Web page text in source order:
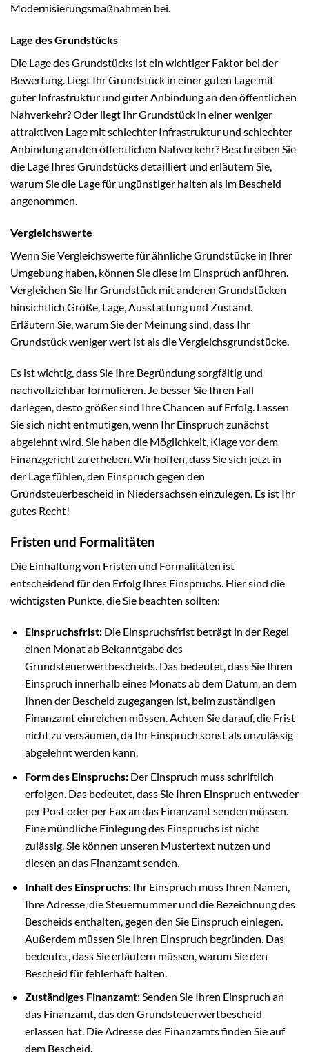
Modernisierungsmaßnahmen bei.
Lage des Grundstücks
Die Lage des Grundstücks ist ein wichtiger Faktor bei der
Bewertung. Liegt Ihr Grundstück in einer guten Lage mit
guter Infrastruktur und guter Anbindung an den öffentlichen
Nahverkehr? Oder liegt Ihr Grundstück in einer weniger
attraktiven Lage mit schlechter Infrastruktur und schlechter
Anbindung an den öffentlichen Nahverkehr? Beschreiben Sie
die Lage Ihres Grundstücks detailliert und erläutern Sie,
warum Sie die Lage für ungünstiger halten als im Bescheid
angenommen.
Vergleichswerte
Wenn Sie Vergleichswerte für ähnliche Grundstücke in Ihrer
Umgebung haben, können Sie diese im Einspruch anführen.
Vergleichen Sie Ihr Grundstück mit anderen Grundstücken
hinsichtlich Größe, Lage, Ausstattung und Zustand.
Erläutern Sie, warum Sie der Meinung sind, dass Ihr
Grundstück weniger wert ist als die Vergleichsgrundstücke.
Es ist wichtig, dass Sie Ihre Begründung sorgfältig und
nachvollziehbar formulieren. Je besser Sie Ihren Fall
darlegen, desto größer sind Ihre Chancen auf Erfolg. Lassen
Sie sich nicht entmutigen, wenn Ihr Einspruch zunächst
abgelehnt wird. Sie haben die Möglichkeit, Klage vor dem
Finanzgericht zu erheben. Wir hoffen, dass Sie sich jetzt in
der Lage fühlen, den Einspruch gegen den
Grundsteuerbescheid in Niedersachsen einzulegen. Es ist Ihr
gutes Recht!
Fristen und Formalitäten
Die Einhaltung von Fristen und Formalitäten ist
entscheidend für den Erfolg Ihres Einspruchs. Hier sind die
wichtigsten Punkte, die Sie beachten sollten:
Einspruchsfrist:Die Einspruchsfrist beträgt in der Regel
einen Monat ab Bekanntgabe des
Grundsteuerwertbescheids. Das bedeutet, dass Sie Ihren
Einspruch innerhalb eines Monats ab dem Datum, an dem
Ihnen der Bescheid zugegangen ist, beim zuständigen
Finanzamt einreichen müssen. Achten Sie darauf, die Frist
nicht zu versäumen, da Ihr Einspruch sonst als unzulässig
abgelehnt werden kann.
Form des Einspruchs:Der Einspruch muss schriftlich
erfolgen. Das bedeutet, dass Sie Ihren Einspruch entweder
per Post oder per Fax an das Finanzamt senden müssen.
Eine mündliche Einlegung des Einspruchs ist nicht
zulässig. Sie können unseren Mustertext nutzen und
diesen an das Finanzamt senden.
Inhalt des Einspruchs:Ihr Einspruch muss Ihren Namen,
Ihre Adresse, die Steuernummer und die Bezeichnung des
Bescheids enthalten, gegen den Sie Einspruch einlegen.
Außerdem müssen Sie Ihren Einspruch begründen. Das
bedeutet, dass Sie erläutern müssen, warum Sie den
Bescheid für fehlerhaft halten.
Zuständiges Finanzamt:Senden Sie Ihren Einspruch an
das Finanzamt, das den Grundsteuerwertbescheid
erlassen hat. Die Adresse des Finanzamts finden Sie auf
dem Bescheid.